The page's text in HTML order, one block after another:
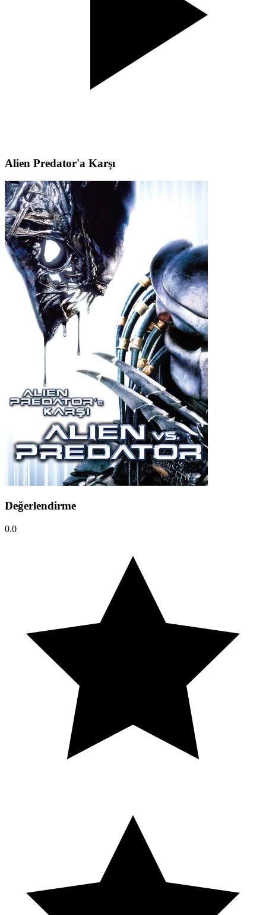
Alien Predator'a Karşı
Değerlendirme
0.0